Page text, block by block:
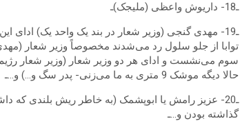
ـ18- داریوش واعظی (ملیجک)ـ
ـ19- مهدی گنجی (وزیر شعار در بند یک واحد یک) ادای
توابا از جلو سلول رد می‌شدند مخصوصاً وزیر شعار
سوم می‌نشست و ادای هر دو وزیر شعار (وزیر شعار
حالا دیگه موشک 9 متری به ما می‌زنی- پدر سگ و…) و…ـ
ـ20- عزیز رامش یا ابوپشمک (به خاطر ریش بلندی
گذاشته بودن و…ـ